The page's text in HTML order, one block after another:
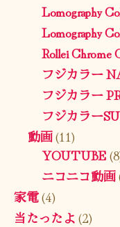
Lomography
Lomography
Rollei Chrome
フジカラー
フジカラー
フジカラー
動画(11)
YOUTUBE
ニコニコ動画
家電(4)
当たったよ(2)